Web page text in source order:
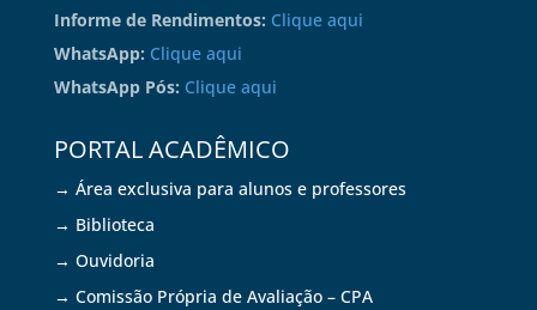
Informe de Rendimentos: Clique aqui
WhatsApp: Clique aqui
WhatsApp Pós: Clique aqui
PORTAL ACADÊMICO
→ Área exclusiva para alunos e professores
→ Biblioteca
→ Ouvidoria
→ Comissão Própria de Avaliação – CPA